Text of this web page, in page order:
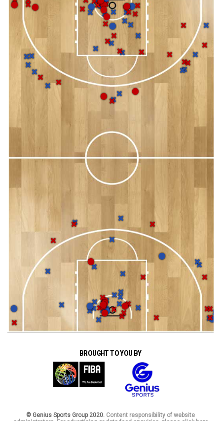
BROUGHT TO YOU BY
© Genius Sports Group 2020. Content responsibility of website